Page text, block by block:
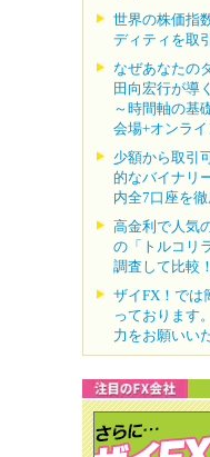
世界の株価指
ディティを取
なぜあなたの
田向宏行が導
～時間軸の基
会場+オンライ
少額から取引
的なバイナリ
内全7口座を徹
高金利で人気
の「トルコリ
調査して比較！
ザイFX！では
っております
力をお願いい